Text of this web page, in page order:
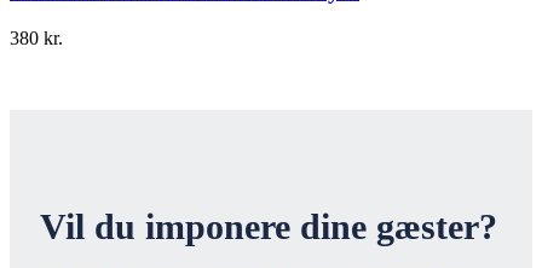
380 kr.
Vil du imponere dine gæster?